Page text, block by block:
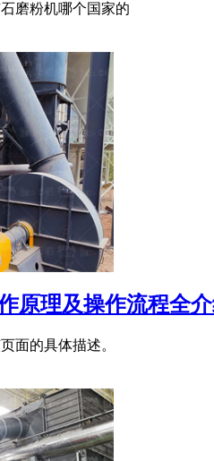
磨粉机哪个国家的
原理及操作流程全
面的具体描述。